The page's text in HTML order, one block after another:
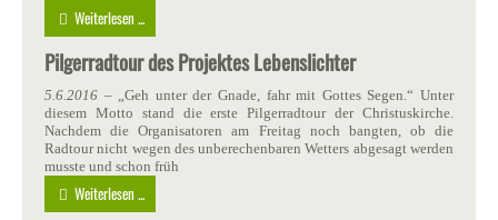
Weiterlesen ...
Pilgerradtour des Projektes Lebenslichter
5.6.2016 – „Geh unter der Gnade, fahr mit Gottes Segen.“ Unter
diesem Motto stand die erste Pilgerradtour der Christuskirche.
Nachdem die Organisatoren am Freitag noch bangten, ob die
Radtour nicht wegen des unberechenbaren Wetters abgesagt werden
musste und schon früh
Weiterlesen ...